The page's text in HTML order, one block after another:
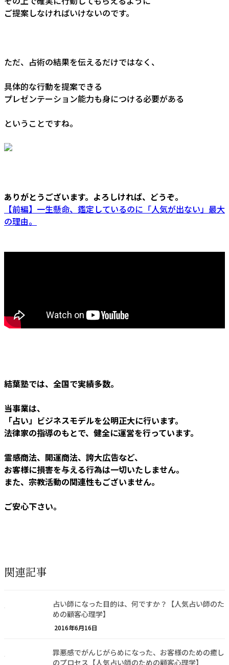
ご提案しなければいけないのです。
ただ、占術の結果を伝えるだけではなく、
具体的な行動を提案できる
プレゼンテーション能力も身につける必要がある
ということですね。
ありがとうございます。よろしければ、どうぞ。
【前編】一生懸命、鑑定しているのに「人気が出ない」最大
の理由。
結葉塾では、全国で実績多数。
当事業は、
「占い」ビジネスモデルを公明正大に行います。
法律家の指導のもとで、健全に運営を行っています。
霊感商法、開運商法、誇大広告など、
お客様に損害を与える行為は一切いたしません。
また、宗教活動の関連性もございません。
ご安心下さい。
関連記事
占い師になった目的は、何ですか？【人気占い師のた
めの顧客心理学】
2016年6月16日
罪悪感でがんじがらめになった、お客様のための癒し
のプロセス【人気占い師のための顧客心理学】